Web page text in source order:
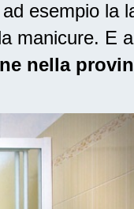
esempio la
manicure. E
nella